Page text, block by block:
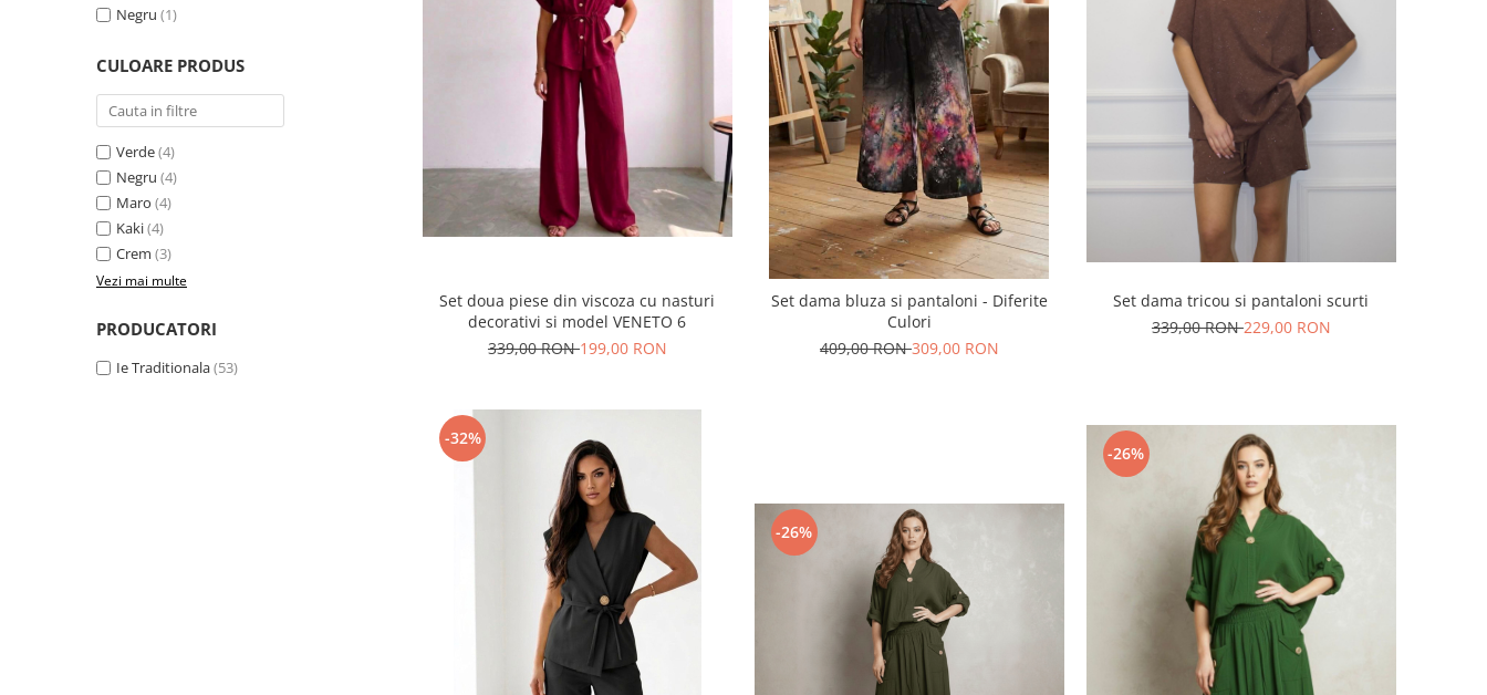
Negru (1)
CULOARE PRODUS
Verde(4)
Negru (4)
Maro (4)
Kaki(4)
Crem (3)
Vezi mai multe
PRODUCATORI
Ie Traditionala(53)
Set doua piese din viscoza cu nasturi
decorativi si model VENETO 6
339,00 RON199,00 RON
Set dama bluza si pantaloni - Diferite
Culori
409,00 RON309,00 RON
Set dama tricou si pantaloni scurti
339,00 RON229,00 RON
-32%
-26%
-26%